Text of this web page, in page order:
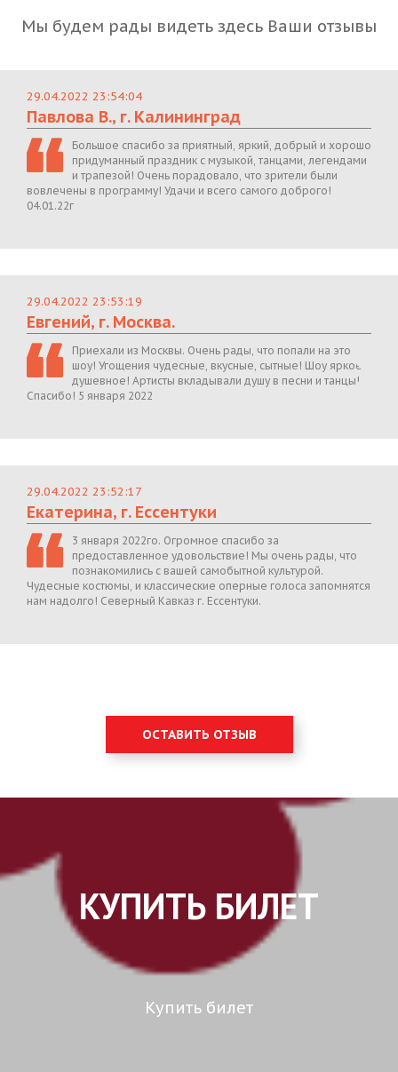
Мы будем рады видеть здесь Ваши отзывы
29.04.2022 23:54:04
Павлова В., г. Калининград
Большое спасибо за приятный, яркий, добрый и хорошо
придуманный праздник с музыкой, танцами, легендами
и трапезой! Очень порадовало, что зрители были
вовлечены в программу! Удачи и всего самого доброго!
04.01.22г
29.04.2022 23:53:19
Евгений, г. Москва.
Приехали из Москвы. Очень рады, что попали на это
шоу! Угощения чудесные, вкусные, сытные! Шоу яркое,
душевное! Артисты вкладывали душу в песни и танцы!
Спасибо! 5 января 2022
29.04.2022 23:52:17
Екатерина, г. Ессентуки
3 января 2022го. Огромное спасибо за
предоставленное удовольствие! Мы очень рады, что
познакомились с вашей самобытной культурой.
Чудесные костюмы, и классические оперные голоса запомнятся
нам надолго! Северный Кавказ г. Ессентуки.
ОСТАВИТЬ ОТЗЫВ
КУПИТЬ БИЛЕТ
Купить билет